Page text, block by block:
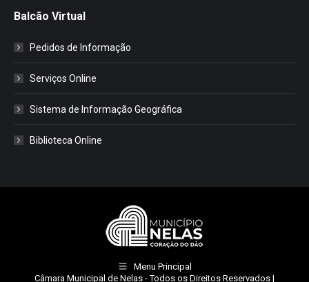
Balcão Virtual
Pedidos de Informação
Serviços Online
Sistema de Informação Geográfica
Biblioteca Online
Menu Principal
Câmara Municipal de Nelas - Todos os Direitos Reservados |